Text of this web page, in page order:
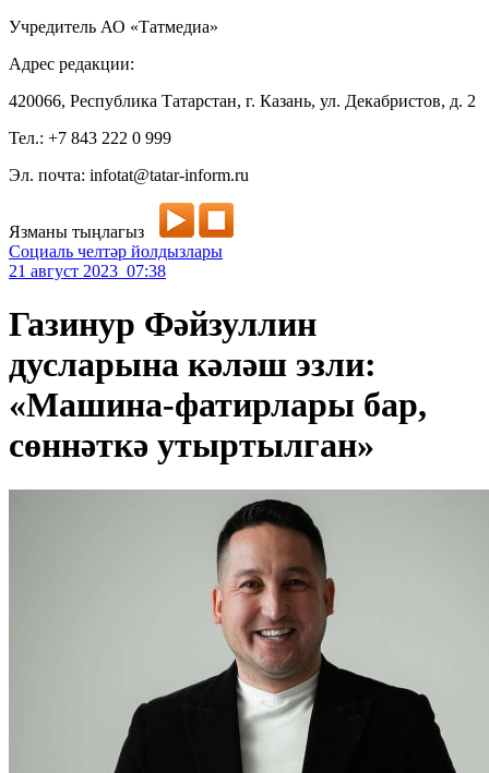
Учредитель АО «Татмедиа»
Адрес редакции:
420066, Республика Татарстан, г. Казань, ул. Декабристов, д. 2
Тел.: +7 843 222 0 999
Эл. почта: infotat@tatar-inform.ru
Язманы тыңлагыз
Социаль челтәр йолдызлары
21 август 2023 07:38
Газинур Фәйзуллин
дусларына кәләш эзли:
«Машина-фатирлары бар,
сөннәткә утыртылган»